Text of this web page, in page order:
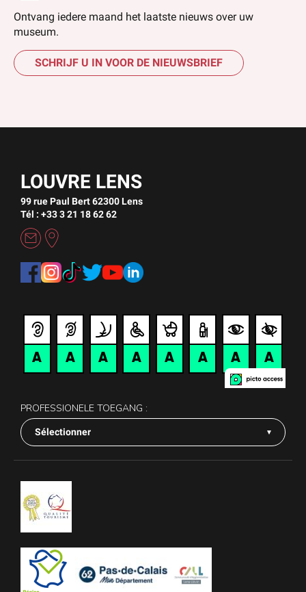
Ontvang iedere maand het laatste nieuws over uw
museum.
SCHRIJF U IN VOOR DE NIEUWSBRIEF
LOUVRE LENS
99 rue Paul Bert 62300 Lens
Tél : +33 3 21 18 62 62
PROFESSIONELE TOEGANG :
Sélectionner